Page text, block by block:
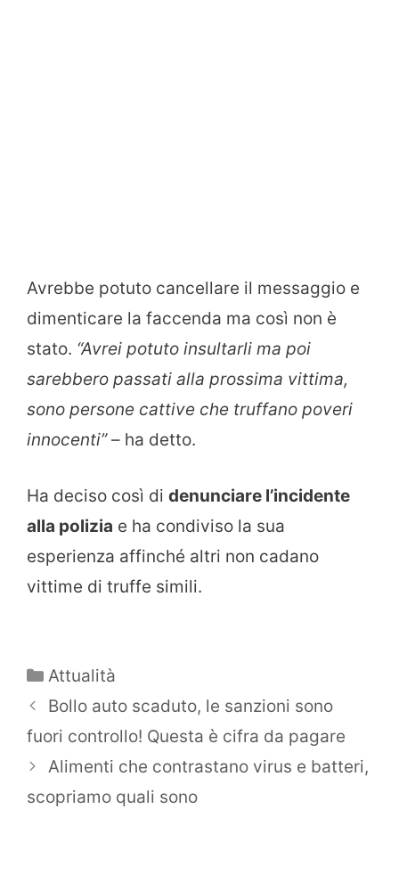
Avrebbe potuto cancellare il messaggio e
dimenticare la faccenda ma così non è
stato. “Avrei potuto insultarli ma poi
sarebbero passati alla prossima vittima,
sono persone cattive che truffano poveri
innocenti”– ha detto.
Ha deciso così di denunciare l’incidente
alla polizia e ha condiviso la sua
esperienza affinché altri non cadano
vittime di truffe simili.
Categorie
Attualità
Bollo auto scaduto, le sanzioni sono
fuori controllo! Questa è cifra da pagare
Alimenti che contrastano virus e batteri,
scopriamo quali sono